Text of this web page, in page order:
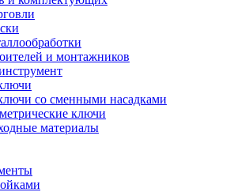
и монтажников
со сменными насадками
ключи
материалы